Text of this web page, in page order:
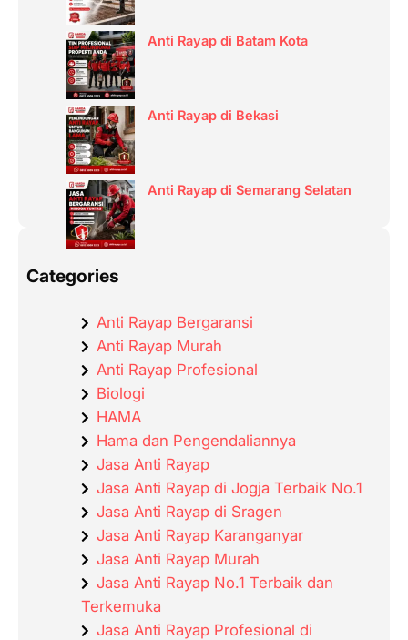
Anti Rayap di Batam Kota
Anti Rayap di Bekasi
Anti Rayap di Semarang Selatan
Categories
Anti Rayap Bergaransi
Anti Rayap Murah
Anti Rayap Profesional
Biologi
HAMA
Hama dan Pengendaliannya
Jasa Anti Rayap
Jasa Anti Rayap di Jogja Terbaik No.1
Jasa Anti Rayap di Sragen
Jasa Anti Rayap Karanganyar
Jasa Anti Rayap Murah
Jasa Anti Rayap No.1 Terbaik dan
Terkemuka
Jasa Anti Rayap Profesional di